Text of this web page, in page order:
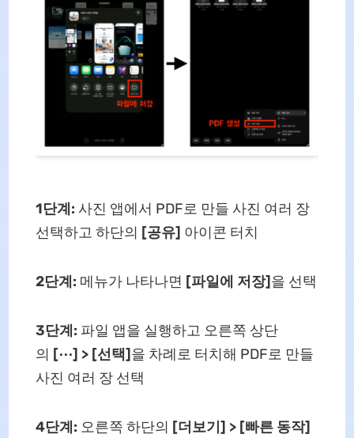
1단계: 사진 앱에서 PDF로 만들 사진 여러 장
선택하고 하단의 [공유] 아이콘 터치
2단계: 메뉴가 나타나면 [파일에 저장] 을 선택
3단계: 파일 앱을 실행하고 오른쪽 상단
의 [⋯] > [선택] 을 차례로 터치해 PDF로 만들
사진 여러 장 선택
4단계: 오른쪽 하단의 [더보기] > [빠른 동작]